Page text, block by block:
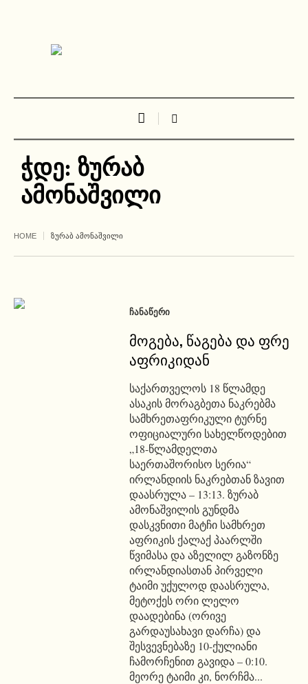
ჭდე: ზურაბ
ამონაშვილი
HOME ᲖᲣᲠᲐᲑ ᲐᲛᲝᲜᲐᲨᲕᲘᲚᲘ
ᲩᲐᲜᲐᲬᲔᲠᲘ
მოგება, წაგება და ფრე
აფრიკიდან
საქართველოს 18 წლამდე
ასაკის მორაგბეთა ნაკრებმა
სამხრეთაფრიკული ტურნე
ოფიციალური სახელწოდებით
„18-წლამდელთა
საერთაშორისო სერია“
ირლანდიის ნაკრებთან ზავით
დაასრულა – 13:13. ზურაბ
ამონაშვილის გუნდმა
დასკვნითი მატჩი სამხრეთ
აფრიკის ქალაქ პაარლში
წვიმასა და აზელილ გაზონზე
ირლანდიასთან პირველი
ტაიმი უქულოდ დაასრულა,
მეტოქეს ორი ლელო
დაადებინა (ორივე
გარდაუსახავი დარჩა) და
შესვევნებაზე 10-ქულიანი
ჩამორჩენით გავიდა – 0:10.
მეორე ტაიმი კი, ნორჩმა...